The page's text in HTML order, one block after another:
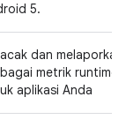
5.
dan melaporkan
metrik runtime
aplikasi Anda